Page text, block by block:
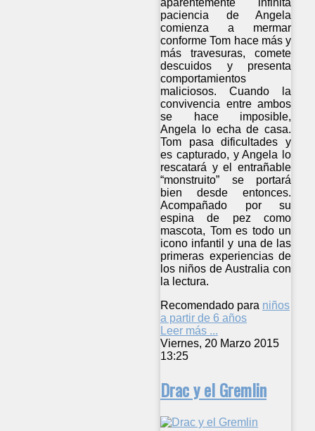
aparentemente infinita
paciencia de Angela
comienza a mermar
conforme Tom hace más y
más travesuras, comete
descuidos y presenta
comportamientos
maliciosos. Cuando la
convivencia entre ambos
se hace imposible,
Angela lo echa de casa.
Tom pasa dificultades y
es capturado, y Angela lo
rescatará y el entrañable
“monstruito” se portará
bien desde entonces.
Acompañado por su
espina de pez como
mascota, Tom es todo un
icono infantil y una de las
primeras experiencias de
los niños de Australia con
la lectura.
Recomendado para niños
a partir de 6 años
Leer más ...
Viernes, 20 Marzo 2015
13:25
Drac y el Gremlin